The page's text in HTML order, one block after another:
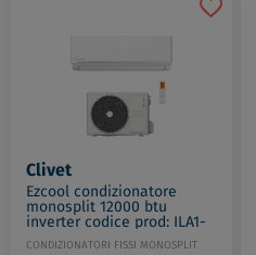
Clivet
Ezcool condizionatore
monosplit 12000 btu
inverter codice prod: ILA1-
Y-35M MLA1-Y 35M
CONDIZIONATORI FISSI MONOSPLIT